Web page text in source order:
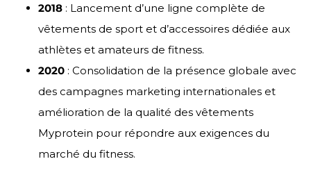
2018 : Lancement d’une ligne complète de
vêtements de sport et d’accessoires dédiée aux
athlètes et amateurs de fitness.
2020 : Consolidation de la présence globale avec
des campagnes marketing internationales et
amélioration de la qualité des vêtements
Myprotein pour répondre aux exigences du
marché du fitness.